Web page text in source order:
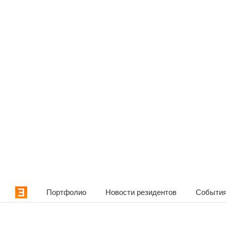
Портфолио Новости резидентов